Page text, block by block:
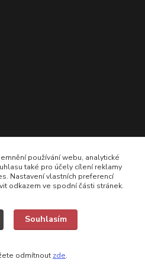
používání webu, analytické
také pro účely cílení reklamy
Nastavení vlastních preferencí
odkazem ve spodní části stránek.
Souhlasím
odmítnout zde.